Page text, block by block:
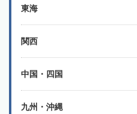
東海
関西
中国・四国
九州・沖縄